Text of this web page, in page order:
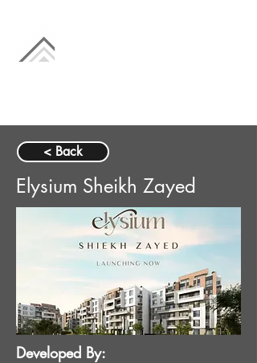
< Back
Elysium Sheikh Zayed
Developed By: